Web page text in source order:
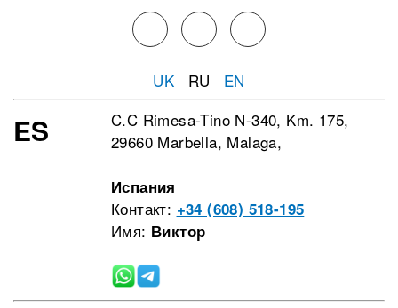
UK RU EN
ES
C.C Rimesa-Tino N-340, Km. 175,
29660 Marbella, Malaga,
Испания
Контакт: +34 (608) 518-195
Имя: Виктор